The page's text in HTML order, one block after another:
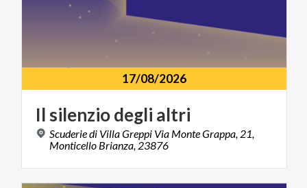
17/08/2026
Il silenziodegli altri
Scuderie di Villa Greppi Via Monte Grappa, 21,
Monticello Brianza, 23876